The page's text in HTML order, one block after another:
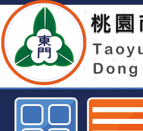
轉知:衛生福利部
全程佩戴口罩」-